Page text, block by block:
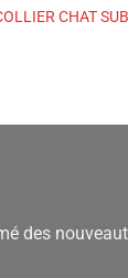
CHAT
des